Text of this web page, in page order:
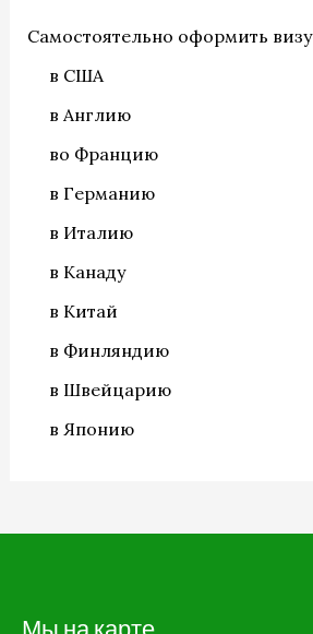
Самостоятельно оформить визу
в США
в Англию
во Францию
в Германию
в Италию
в Канаду
в Китай
в Финляндию
в Швейцарию
в Японию